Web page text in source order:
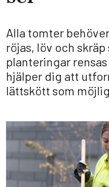
Alla tomter
röjas, löv och
planteringar
hjälper dig att
lättskött som